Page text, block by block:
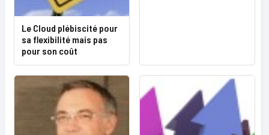
Le Cloud plébiscité pour
sa flexibilité mais pas
pour son coût